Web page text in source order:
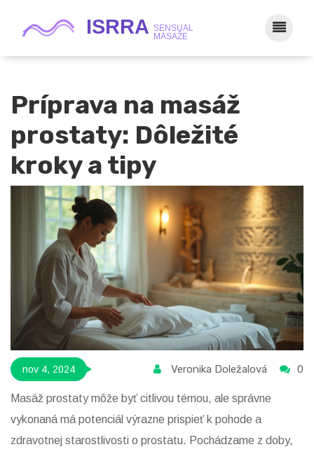
Príprava na masáž
prostaty: Dôležité
kroky a tipy
nov 4, 2024 Veronika Doležalová 0
Masáž prostaty môže byť citlivou témou, ale správne
vykonaná má potenciál výrazne prispieť k pohode a
zdravotnej starostlivosti o prostatu. Pochádzame z doby,